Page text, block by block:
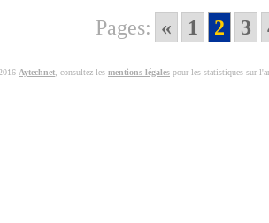
Pages: « 1 2 3
Aytechnet , consultez les mentions légales pour les statistiques sur